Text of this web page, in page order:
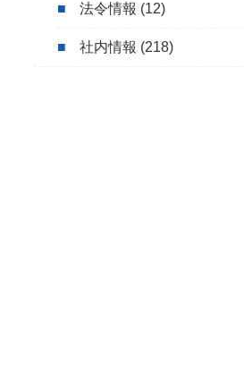
法令情報 (12)
社内情報 (218)